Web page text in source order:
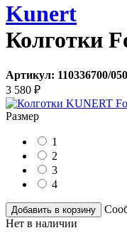
Kunert
Колготки
Артикул: 110336700/
3 580 ₽
Размер
1
2
3
4
Добавить в корзину
Нет в наличии